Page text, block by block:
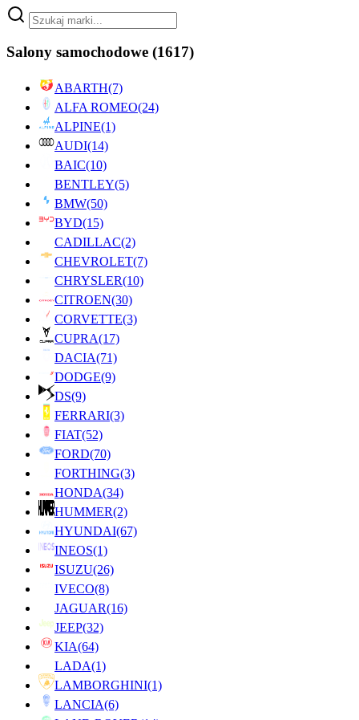
Salony samochodowe (1617)
ABARTH(7)
ALFA ROMEO(24)
ALPINE(1)
AUDI(14)
BAIC(10)
BENTLEY(5)
BMW(50)
BYD(15)
CADILLAC(2)
CHEVROLET(7)
CHRYSLER(10)
CITROEN(30)
CORVETTE(3)
CUPRA(17)
DACIA(71)
DODGE(9)
DS(9)
FERRARI(3)
FIAT(52)
FORD(70)
FORTHING(3)
HONDA(34)
HUMMER(2)
HYUNDAI(67)
INEOS(1)
ISUZU(26)
IVECO(8)
JAGUAR(16)
JEEP(32)
KIA(64)
LADA(1)
LAMBORGHINI(1)
LANCIA(6)